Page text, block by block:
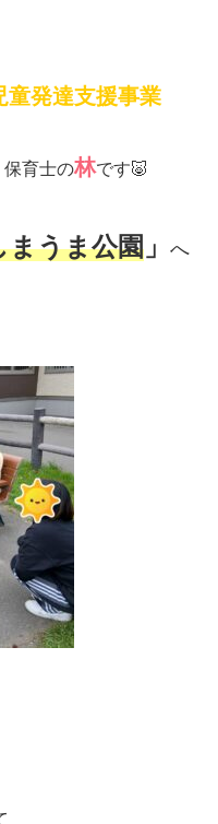
童発達支援事業
育士の林です🐷
まうま公園 」 へ